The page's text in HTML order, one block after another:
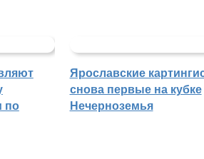
по
Ярославские
снова первые на кубке
Нечерноземья